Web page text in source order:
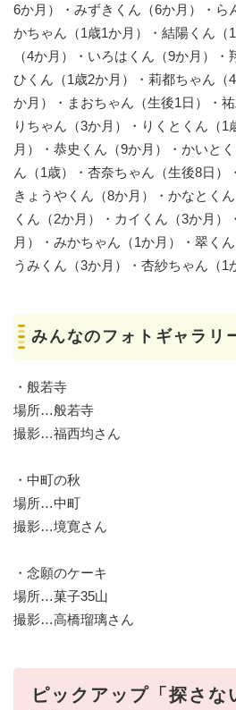
6か月）・みずきくん（6か月）・ら
かちゃん（1歳1か月）・結陽くん（
（4か月）・いろはくん（9か月）
ひくん（1歳2か月）・莉都ちゃん（
か月）・まおちゃん（生後1日）・
りちゃん（3か月）・りくとくん（1
月）・恭史くん（9か月）・かいと
ん（1歳）・杏奈ちゃん（生後8日）
きょうやくん（8か月）・かなとく
くん（2か月）・カイくん（3か月）
月）・みかちゃん（1か月）・翠く
うみくん（3か月）・杏紗ちゃん（1
みんなのフォトギャラ
・般若寺
場所…般若寺
撮影…福西均さん
・中町の秋
場所…中町
撮影…境寛さん
・念願のケーキ
場所…菓子35山
撮影…高橋瑠璃さん
ピックアップ「探さな